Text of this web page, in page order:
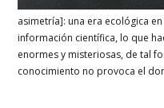
asimetría]: una era ecológica
información científica, lo que
enormes y misteriosas, de tal
conocimiento no provoca el